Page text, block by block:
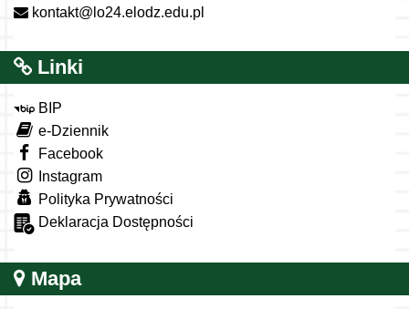
kontakt@lo24.elodz.edu.pl
Linki
BIP
e-Dziennik
Facebook
Instagram
Polityka Prywatności
Deklaracja Dostępności
Mapa